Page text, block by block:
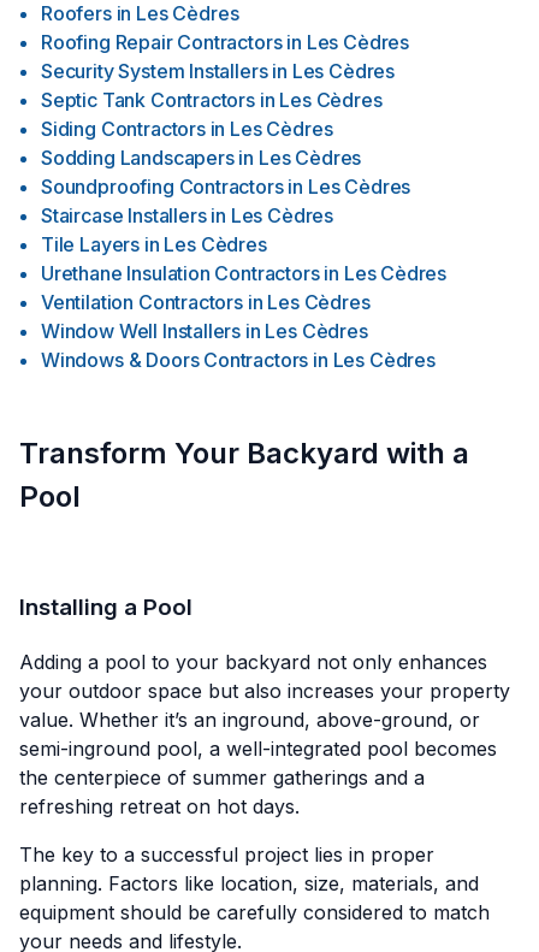
Roofers in Les Cèdres
Roofing Repair Contractors in Les Cèdres
Security System Installers in Les Cèdres
Septic Tank Contractors in Les Cèdres
Siding Contractors in Les Cèdres
Sodding Landscapers in Les Cèdres
Soundproofing Contractors in Les Cèdres
Staircase Installers in Les Cèdres
Tile Layers in Les Cèdres
Urethane Insulation Contractors in Les Cèdres
Ventilation Contractors in Les Cèdres
Window Well Installers in Les Cèdres
Windows & Doors Contractors in Les Cèdres
Transform Your Backyard with a
Pool
Installing a Pool
Adding a pool to your backyard not only enhances
your outdoor space but also increases your property
value. Whether it’s an inground, above-ground, or
semi-inground pool, a well-integrated pool becomes
the centerpiece of summer gatherings and a
refreshing retreat on hot days.
The key to a successful project lies in proper
planning. Factors like location, size, materials, and
equipment should be carefully considered to match
your needs and lifestyle.